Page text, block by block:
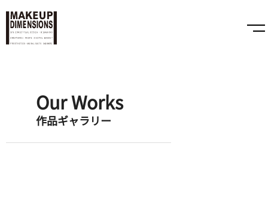
Our Works
作品ギャラリー